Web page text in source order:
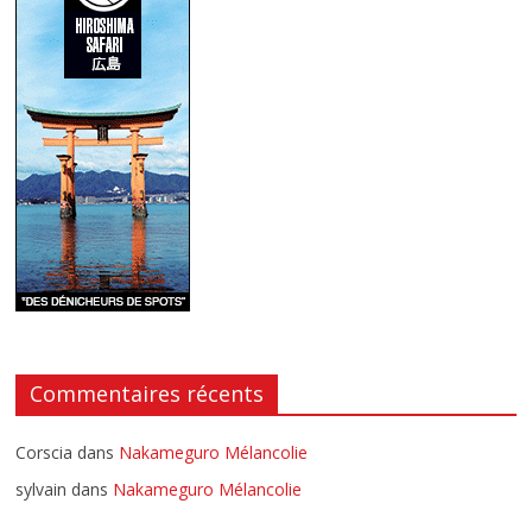
Commentaires récents
Corscia dans Nakameguro Mélancolie
sylvain dans Nakameguro Mélancolie